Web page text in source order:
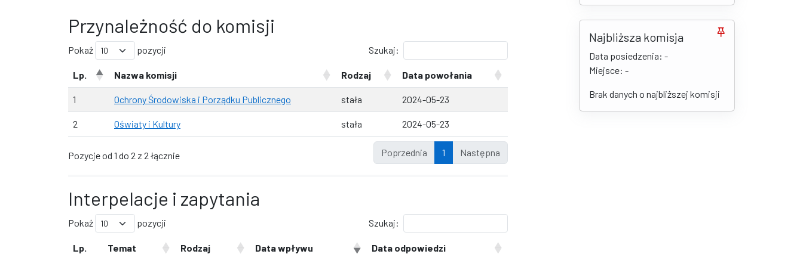
Przynależność do komisji
Pokaż pozycji Szukaj:
Lp. Nazwa komisji Rodzaj Data powołania
1 Ochrony Środowiska i Porządku Publicznego stała 2024-05-23
2 Oświaty i Kultury stała 2024-05-23
Pozycje od 1 do 2 z 2 łącznie Poprzednia 1 Następna
Interpelacje i zapytania
Pokaż pozycji Szukaj:
Lp. Temat Rodzaj Data wpływu Data odpowiedzi
Najbliższa komisja
Data posiedzenia: -
Miejsce: -
Brak danych o najbliższej komisji